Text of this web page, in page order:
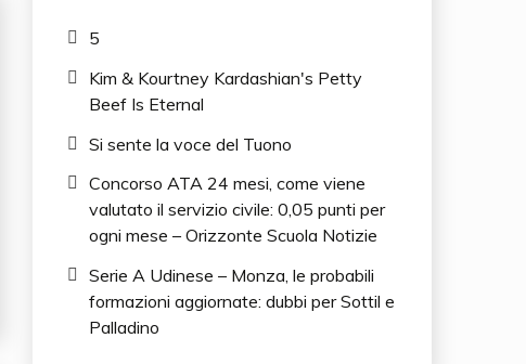
5
Kim & Kourtney Kardashian's Petty
Beef Is Eternal
Si sente la voce del Tuono
Concorso ATA 24 mesi, come viene
valutato il servizio civile: 0,05 punti per
ogni mese – Orizzonte Scuola Notizie
Serie A Udinese – Monza, le probabili
formazioni aggiornate: dubbi per Sottil e
Palladino